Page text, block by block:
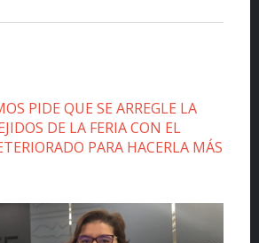
PIDE QUE SE ARREGLE LA
DE LA FERIA CON EL
PARA HACERLA MÁS